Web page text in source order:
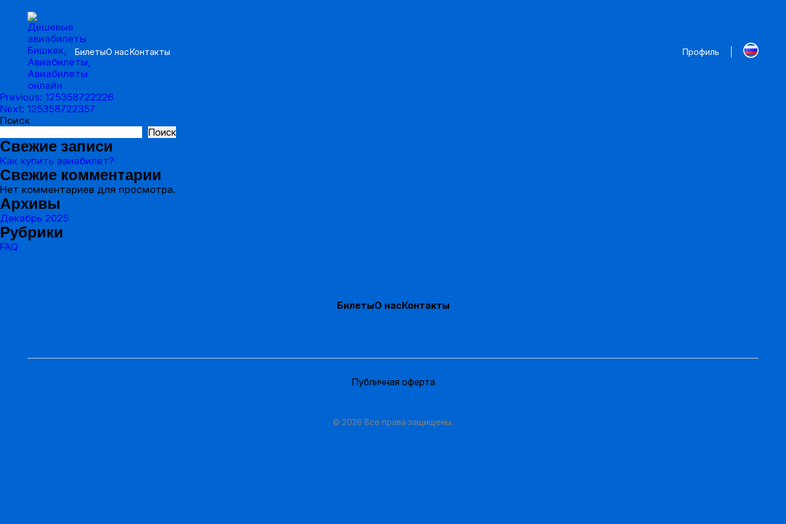
БилетыО насКонтакты Профиль
Навигация
по
записям
Previous: 125358722226
Next: 125358722357
Поиск
Поиск
Свежие записи
Как купить авиабилет?
Свежие комментарии
Нет комментариев для просмотра.
Архивы
Декабрь 2025
Рубрики
FAQ
БилетыО насКонтакты
Публичная оферта
© 2026 Все права защищены.